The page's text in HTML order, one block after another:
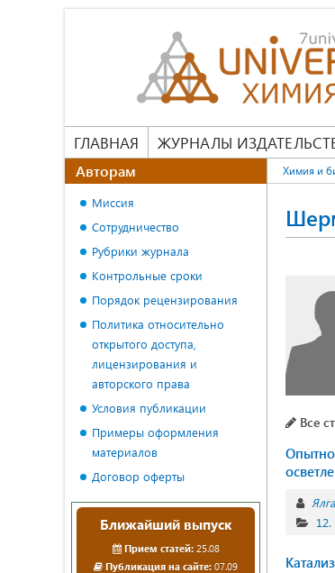
ГЛАВНАЯ ЖУРНАЛЫ
Химия и
Все
Авторам
Миссия
Сотрудничество
Рубрики журнала
Контрольные сроки
Порядок рецензирования
Политика относительно
открытого доступа,
лицензирования и
авторского права
Условия публикации
Примеры оформления
материалов
Договор оферты
Ближайший выпуск
Прием статей:25.08
Публикация на сайте: 07.09